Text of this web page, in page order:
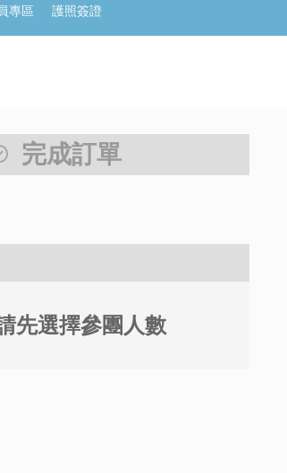
專區 護照簽證
完成訂單
先選擇參團人數